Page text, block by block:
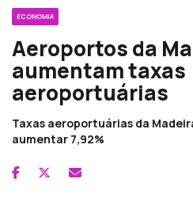
ECONOMIA
Aeroportos da
aumentam taxas
aeroportuárias
Taxas aeroportuárias da
aumentar 7,92%